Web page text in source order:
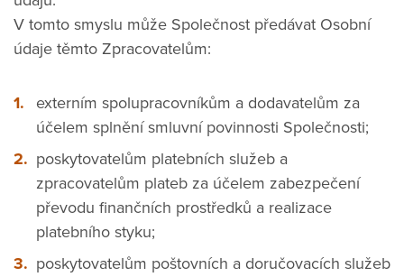
V tomto smyslu může Společnost předávat Osobní
údaje těmto Zpracovatelům:
externím spolupracovníkům a dodavatelům za
účelem splnění smluvní povinnosti Společnosti;
poskytovatelům platebních služeb a
zpracovatelům plateb za účelem zabezpečení
převodu finančních prostředků a realizace
platebního styku;
poskytovatelům poštovních a doručovacích služeb